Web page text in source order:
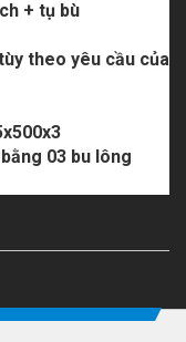
+ tụ bù
theo yêu cầu của
03 bu lông